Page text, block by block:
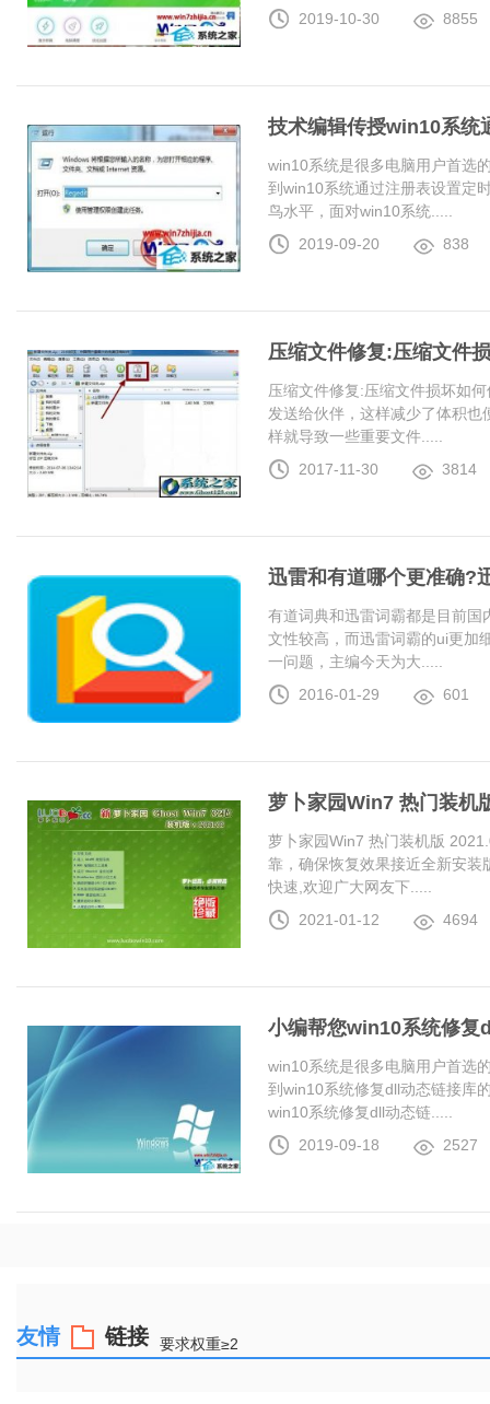
2019-10-30
8855
技术编辑传授win10系统
win10系统是很多电脑用户首选
到win10系统通过注册表设置定
鸟水平，面对win10系统.....
2019-09-20
838
压缩文件修复:压缩文件
压缩文件修复:压缩文件损坏如
发送给伙伴，这样减少了体积
样就导致一些重要文件.....
2017-11-30
3814
迅雷和有道哪个更准确?
有道词典和迅雷词霸都是目前
文性较高，而迅雷词霸的ui更加
一问题，主编今天为大.....
2016-01-29
601
萝卜家园Win7 热门装机
萝卜家园Win7 热门装机版
靠，确保恢复效果接近全新安
快速,欢迎广大网友下.....
2021-01-12
4694
小编帮您win10系统修复
win10系统是很多电脑用户首选
到win10系统修复dll动态链接库
win10系统修复dll动态链.....
2019-09-18
2527
友情 链接 要求权重≥2